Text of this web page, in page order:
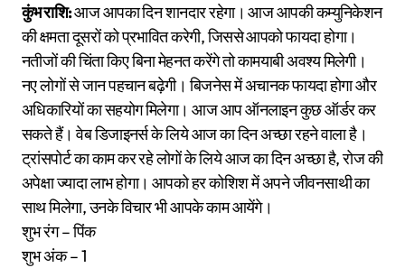
कुंभ राशि:आज आपका दिन शानदार रहेगा। आज आपकी कम्युनिकेशन
की क्षमता दूसरों को प्रभावित करेगी, जिससे आपको फायदा होगा।
नतीजों की चिंता किए बिना मेहनत करेंगे तो कामयाबी अवश्य मिलेगी।
नए लोगों से जान पहचान बढ़ेगी। बिजनेस में अचानक फायदा होगा और
अधिकारियों का सहयोग मिलेगा। आज आप ऑनलाइन कुछ ऑर्डर कर
सकते हैं। वेब डिजाइनर्स के लिये आज का दिन अच्छा रहने वाला है।
ट्रांसपोर्ट का काम कर रहे लोगों के लिये आज का दिन अच्छा है, रोज की
अपेक्षा ज्यादा लाभ होगा। आपको हर कोशिश में अपने जीवनसाथी का
साथ मिलेगा, उनके विचार भी आपके काम आयेंगे।
शुभ रंग – पिंक
शुभ अंक – 1